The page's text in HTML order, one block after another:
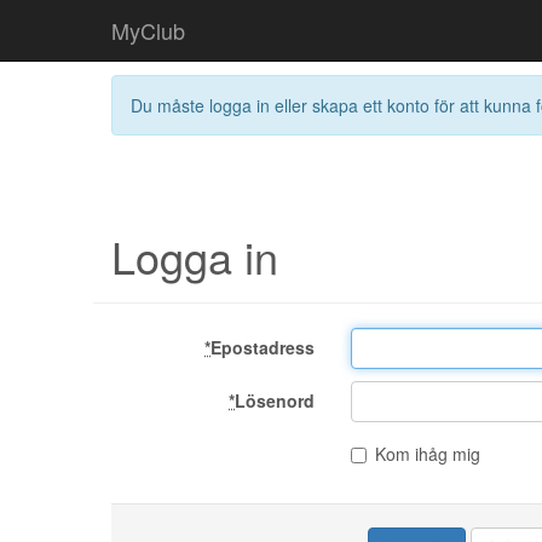
MyClub
Du måste logga in eller skapa ett konto för att kunna
Logga in
*Epostadress
*Lösenord
Kom ihåg mig